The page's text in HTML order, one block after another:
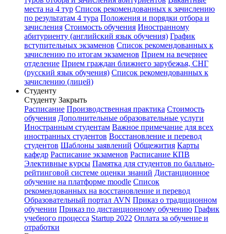
места на 4 тур Список рекомендованных к зачислению
по результатам 4 тура Положения и порядки отбора и
зачисления Стоимость обучения Иностранному
абитуриенту (английский язык обучения) График
вступительных экзаменов Список рекомендованных к
зачислению по итогам экзаменов Прием на вечернее
отделение Прием граждан ближнего зарубежья, СНГ
(русский язык обучения) Список рекомендованных к
зачислению (лицей)
Студенту
Студенту Закрыть
Расписание Производственная практика Стоимость
обучения Дополнительные образовательные услуги
Иностранным студентам Важное примечание для всех
иностранных студентов Восстановление и перевод
студентов Шаблоны заявлений Общежития Карты
кафедр Расписание экзаменов Расписание КПВ
Элективные курсы Памятка для студентов по балльно-
рейтинговой системе оценки знаний Дистанционное
обучение на платформе moodle Список
рекомендованных на восстановление и перевод
Образовательный портал AVN Приказ о традиционном
обучении Приказ по дистанционному обучению График
учебного процесса Startup 2022 Оплата за обучение и
отработки